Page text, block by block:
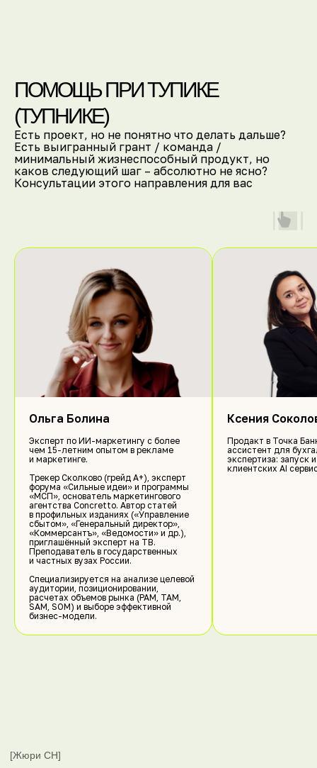
ПОМОЩЬ ПРИ ТУПИКЕ
(ТУПНИКЕ)
Есть проект, но не понятно что делать дальше?
Есть выигранный грант / команда /
минимальный жизнеспособный продукт, но
каков следующий шаг – абсолютно не ясно?
Консультации этого направления для вас
Ольга Болина
Эксперт по ИИ-маркетингу с более
чем 15-летним опытом в рекламе
и маркетинге.
Трекер Сколково (грейд A+), эксперт
форума «Сильные идеи» и программы
«МСП», основатель маркетингового
агентства Concretto. Автор статей
в профильных изданиях («Управление
сбытом», «Генеральный директор»,
«Коммерсантъ», «Ведомости» и др.),
приглашённый эксперт на ТВ.
Преподаватель в государственных
и частных вузах России.
Специализируется на анализе целевой
аудитории, позиционировании,
расчетах объемов рынка (PAM, TAM,
SAM, SOM) и выборе эффективной
бизнес-модели.
Ксения
Продакт в Точка
ассистент для
экспертиза: запуск
клиентских AI
Задать вопрос организаторам
[Вопрос организаторам]
Александр Заяц
aazayats@itmo.ru
Главный организатор
СЛЕДИ ЗА ОБНОВЛЕНИЯМИ
2026
FTMI ITMO
Telegram-чат участников Startup Night